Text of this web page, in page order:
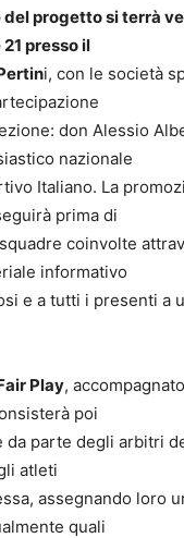
progetto si terrà
presso il
i, con le società
don Alessio
nazionale
Italiano. La
prima di
coinvolte
informativo
e a tutti i presenti a
Play,
poi
da parte degli arbitri
atleti
assegnando loro
quali